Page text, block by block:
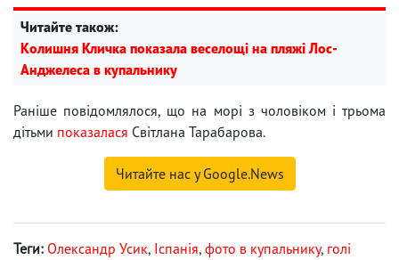
Читайте також:
Колишня Кличка показала веселощі на пляжі Лос-
Анджелеса в купальнику
Раніше повідомлялося, що на морі з чоловіком і трьома
дітьми показалася Світлана Тарабарова.
Читайте нас у Google.News
Теги: Олександр Усик, Іспанія, фото в купальнику, голі